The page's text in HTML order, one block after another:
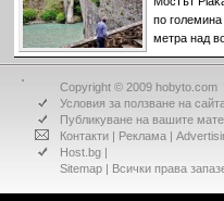
по
метра над
Copyright © 2009 hobyto.com
Условия за ползване на
Публикуване на вашите
Контакти | Реклама |
Host.bg |
Sitemap | Всички права